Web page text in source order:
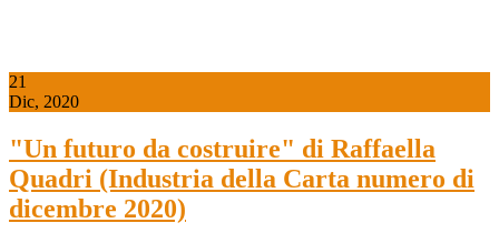
21
Dic, 2020
"Un futuro da costruire" di Raffaella
Quadri (Industria della Carta numero di
dicembre 2020)